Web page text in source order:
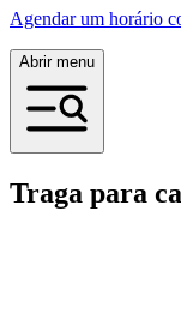
Agendar um horário
Abrir menu
Traga para